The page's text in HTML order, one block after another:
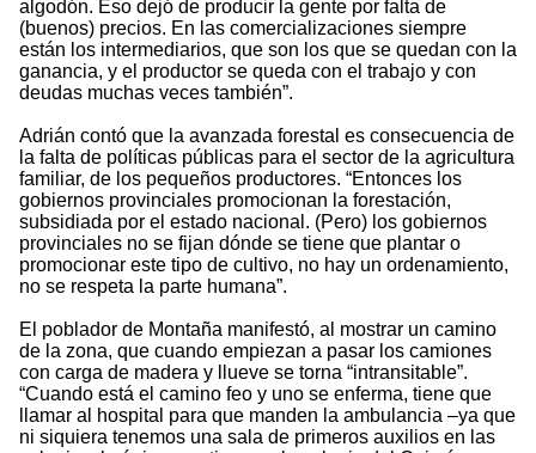
algodón. Eso dejó de producir la gente por falta de
(buenos) precios. En las comercializaciones siempre
están los intermediarios, que son los que se quedan con la
ganancia, y el productor se queda con el trabajo y con
deudas muchas veces también”.
Adrián contó que la avanzada forestal es consecuencia de
la falta de políticas públicas para el sector de la agricultura
familiar, de los pequeños productores. “Entonces los
gobiernos provinciales promocionan la forestación,
subsidiada por el estado nacional. (Pero) los gobiernos
provinciales no se fijan dónde se tiene que plantar o
promocionar este tipo de cultivo, no hay un ordenamiento,
no se respeta la parte humana”.
El poblador de Montaña manifestó, al mostrar un camino
de la zona, que cuando empiezan a pasar los camiones
con carga de madera y llueve se torna “intransitable”.
“Cuando está el camino feo y uno se enferma, tiene que
llamar al hospital para que manden la ambulancia –ya que
ni siquiera tenemos una sala de primeros auxilios en las